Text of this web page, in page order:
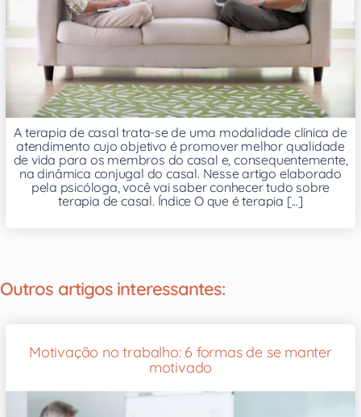
A terapia de casal trata-se de uma modalidade clínica de
atendimento cujo objetivo é promover melhor qualidade
de vida para os membros do casal e, consequentemente,
na dinâmica conjugal do casal. Nesse artigo elaborado
pela psicóloga, você vai saber conhecer tudo sobre
terapia de casal. Índice O que é terapia [...]
Outros artigos interessantes:
Motivação no trabalho: 6 formas de se manter
motivado